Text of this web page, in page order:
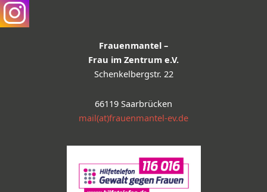
Frauenmantel –
Frau im Zentrum e.V.
Schenkelbergstr. 22
66119 Saarbrücken
mail(at)frauenmantel-ev.de